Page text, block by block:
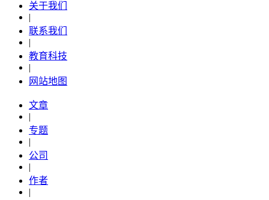
关于我们
|
联系我们
|
教育科技
|
网站地图
文章
|
专题
|
公司
|
作者
|